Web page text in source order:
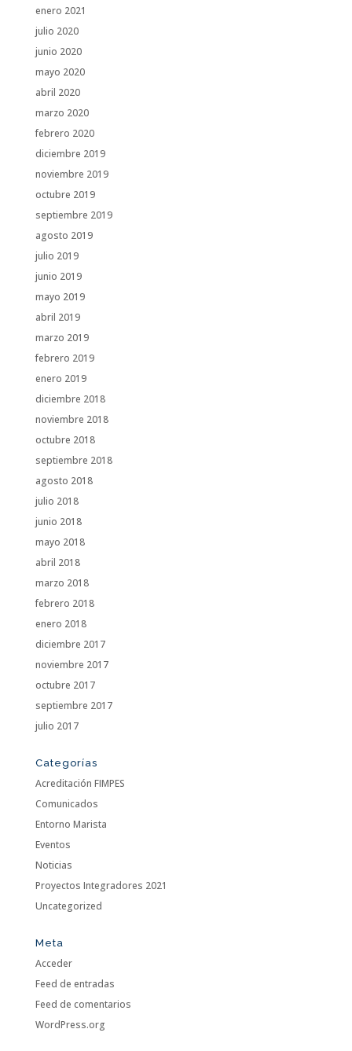
enero 2021
julio 2020
junio 2020
mayo 2020
abril 2020
marzo 2020
febrero 2020
diciembre 2019
noviembre 2019
octubre 2019
septiembre 2019
agosto 2019
julio 2019
junio 2019
mayo 2019
abril 2019
marzo 2019
febrero 2019
enero 2019
diciembre 2018
noviembre 2018
octubre 2018
septiembre 2018
agosto 2018
julio 2018
junio 2018
mayo 2018
abril 2018
marzo 2018
febrero 2018
enero 2018
diciembre 2017
noviembre 2017
octubre 2017
septiembre 2017
julio 2017
Categorías
Acreditación FIMPES
Comunicados
Entorno Marista
Eventos
Noticias
Proyectos Integradores 2021
Uncategorized
Meta
Acceder
Feed de entradas
Feed de comentarios
WordPress.org